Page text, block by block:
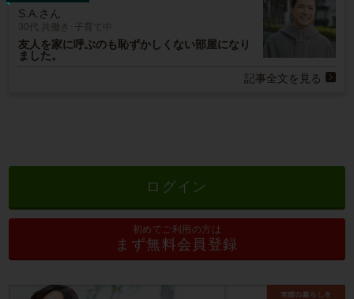
S.A.さん
30代 共働き･子育て中
友人を家に呼ぶのも恥ずかしくない部屋になり
ました。
記事全文を見る
ログイン
初めてご利用の方は
まず無料会員登録